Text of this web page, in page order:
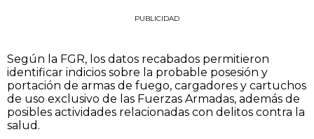
PUBLICIDAD
Según la FGR, los datos recabados permitieron
identificar indicios sobre la probable posesión y
portación de armas de fuego, cargadores y cartuchos
de uso exclusivo de las Fuerzas Armadas, además de
posibles actividades relacionadas con delitos contra la
salud.